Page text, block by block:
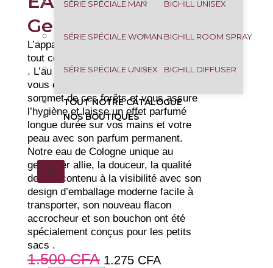
SÉRIE SPÉCIALE MAN
SÉRIE SPÉCIALE WOMAN
SÉRIE SPÉCIALE UNISEX
BIGHILL UNISEX
BIGHILL ROOM SPRAY
BIGHILL DIFFUSER
TOUT NOTRE CATALOGUE
NOS BOUTIQUES
X
Genévrier (100 ML)
L’apparence du genévrier est grande,
tout comme son aventure
. L’au de Cologne genévrier EYFEL
vous emmène à la fraîcheur au
sommet de ces forêts et vous assure
l’hygiène et laisse un effet parfumé
longue durée sur vos mains et votre
peau avec son parfum permanent.
Notre eau de Cologne unique au
genévrier allie, la douceur, la qualité
de son contenu à la visibilité avec son
design d’emballage moderne facile à
transporter, son nouveau flacon
accrocheur et son bouchon ont été
spécialement conçus pour les petits
sacs .
1.500CFA 1.275 CFA